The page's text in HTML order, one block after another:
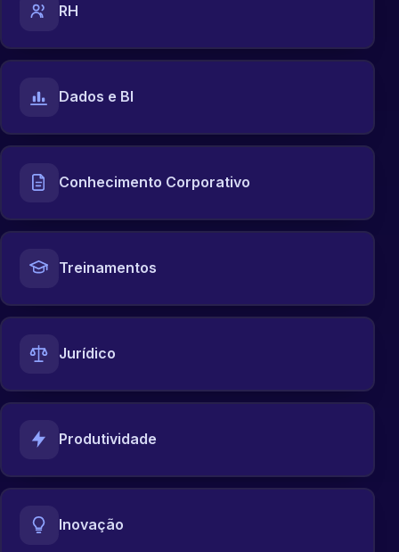
RH
Dados e BI
Conhecimento Corporativo
Treinamentos
Jurídico
Produtividade
Inovação